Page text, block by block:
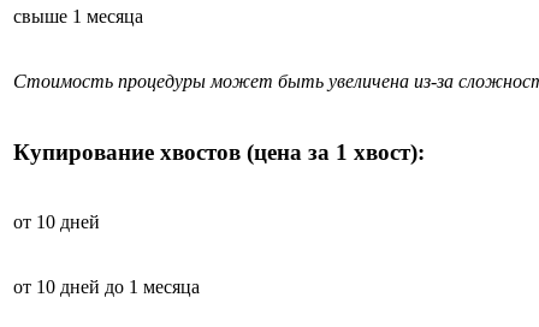
свыше 1 месяца
Стоимость процедуры может быть увеличена из-за
Купирование хвостов (цена за 1 хвост):
от 10 дней
от 10 дней до 1 месяца